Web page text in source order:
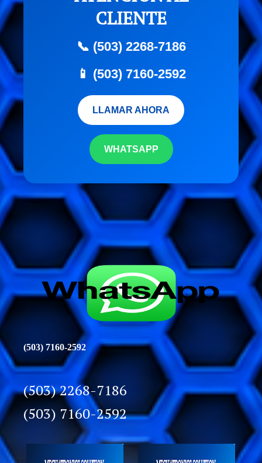
CLIENTE
📞 (503) 2268-7186
📱 (503) 7160-2592
LLAMAR AHORA
WHATSAPP
```
(503) 7160-2592
(503) 2268-7186
(503) 7160-2592